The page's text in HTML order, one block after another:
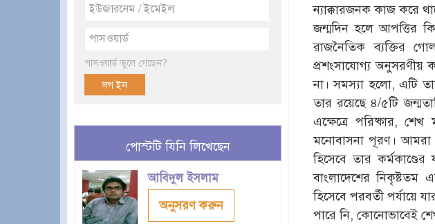
পাসওয়ার্ড ভুলে গেছেন?
পোস্টটি যিনি লিখেছেন
আবিদুল ইসলাম
অনুসরণ করুন
ন্যাক্কারজনক কাজ করে
জন্মদিন হলে আপত্তির
রাজনৈতিক ব্যক্তির
প্রশংসাযোগ্য অনুসরণীয়
না। সমস্যা হলো, এটি
তার রয়েছে ৪/৫টি
এক্ষেত্রে পরিষ্কার,
মনোবাসনা পূরণ। আমরা
হিসেবে তার
বাংলাদেশের নিকৃষ্টতম
হিসেবে পরবর্তী পর্যায়ে
পারে নি, কোনোভাবেই